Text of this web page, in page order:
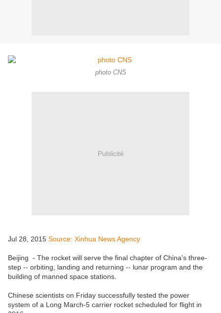
photo CNS
Publicité
Jul 28, 2015 Source: Xinhua News Agency
Beijing - The rocket will serve the final chapter of China's three-
step -- orbiting, landing and returning -- lunar program and the
building of manned space stations.
Chinese scientists on Friday successfully tested the power
system of a Long March-5 carrier rocket scheduled for flight in